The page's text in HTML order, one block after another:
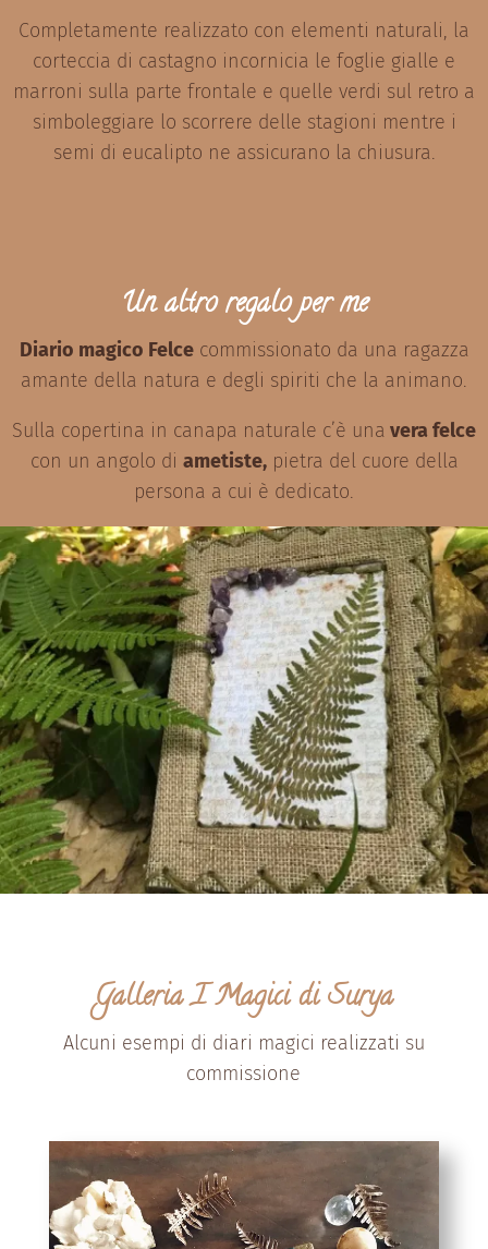
Completamente realizzato con elementi naturali, la
corteccia di castagno incornicia le foglie gialle e
marroni sulla parte frontale e quelle verdi sul retro a
simboleggiare lo scorrere delle stagioni mentre i
semi di eucalipto ne assicurano la chiusura.
Un altro regalo per me
Diario magico Felcecommissionato da una ragazza
amante della natura e degli spiriti che la animano.
Sulla copertina in canapa naturale c’è una vera felce
con un angolo di ametiste,pietra del cuore della
persona a cui è dedicato.
Galleria I Magici di Surya
Alcuni esempi di diari magici realizzati su
commissione